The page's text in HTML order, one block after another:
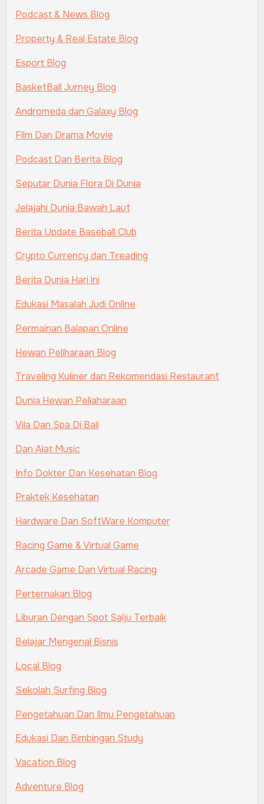
Podcast & News Blog
Property & Real Estate Blog
Esport Blog
BasketBall Jurney Blog
Andromeda dan Galaxy Blog
Film Dan Drama Movie
Podcast Dan Berita Blog
Seputar Dunia Flora Di Dunia
Jelajahi Dunia Bawah Laut
Berita Update Baseball Club
Crypto Currency dan Treading
Berita Dunia Hari ini
Edukasi Masalah Judi Online
Permainan Balapan Online
Hewan Peliharaan Blog
Traveling Kuliner dan Rekomendasi Restaurant
Dunia Hewan Peliaharaan
Vila Dan Spa Di Bali
Dan Alat Music
Info Dokter Dan Kesehatan Blog
Praktek Kesehatan
Hardware Dan SoftWare Komputer
Racing Game & Virtual Game
Arcade Game Dan Virtual Racing
Perternakan Blog
Liburan Dengan Spot Salju Terbaik
Belajar Mengenal Bisnis
Local Blog
Sekolah Surfing Blog
Pengetahuan Dan Ilmu Pengetahuan
Edukasi Dan Bimbingan Study
Vacation Blog
Adventure Blog